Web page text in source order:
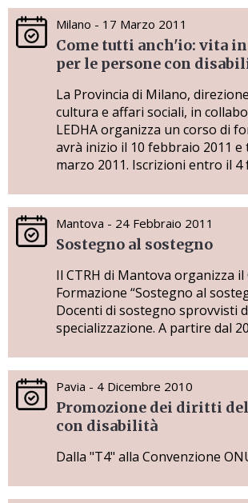
Milano - 17 Marzo 2011
Come tutti anch'io: vita
per le persone con
La Provincia di Milano,
cultura e affari sociali, in
LEDHA organizza un corso di
avrà inizio il 10 febbraio 2011
marzo 2011. Iscrizioni entro il 4
Mantova - 24 Febbraio 2011
Sostegno al sostegno
Il CTRH di Mantova organizza il
Formazione “Sostegno al
Docenti di sostegno sprovvisti
specializzazione. A partire dal
Pavia - 4 Dicembre 2010
Promozione dei diritti
con disabilità
Dalla "T4" alla Convenzione